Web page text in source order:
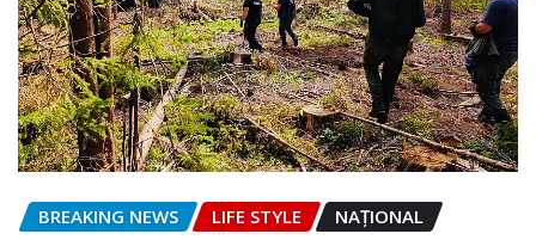
BREAKING NEWS LIFE STYLE NAŢIONAL